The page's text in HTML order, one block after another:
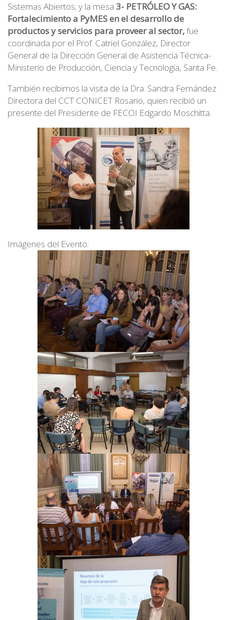
Sistemas Abiertos; y la mesa 3- PETRÓLEO Y GAS:
Fortalecimiento a PyMES en el desarrollo de
productos y servicios para proveer al sector,fue
coordinada por el Prof. Catriel González, Director
General de la Dirección General de Asistencia Técnica-
Ministerio de Producción, Ciencia y Tecnología, Santa Fe.
También recibimos la visita de la Dra. Sandra Fernández
Directora del CCT CONICET Rosario, quien recibió un
presente del Presidente de FECOI Edgardo Moschitta.
Imágenes del Evento: